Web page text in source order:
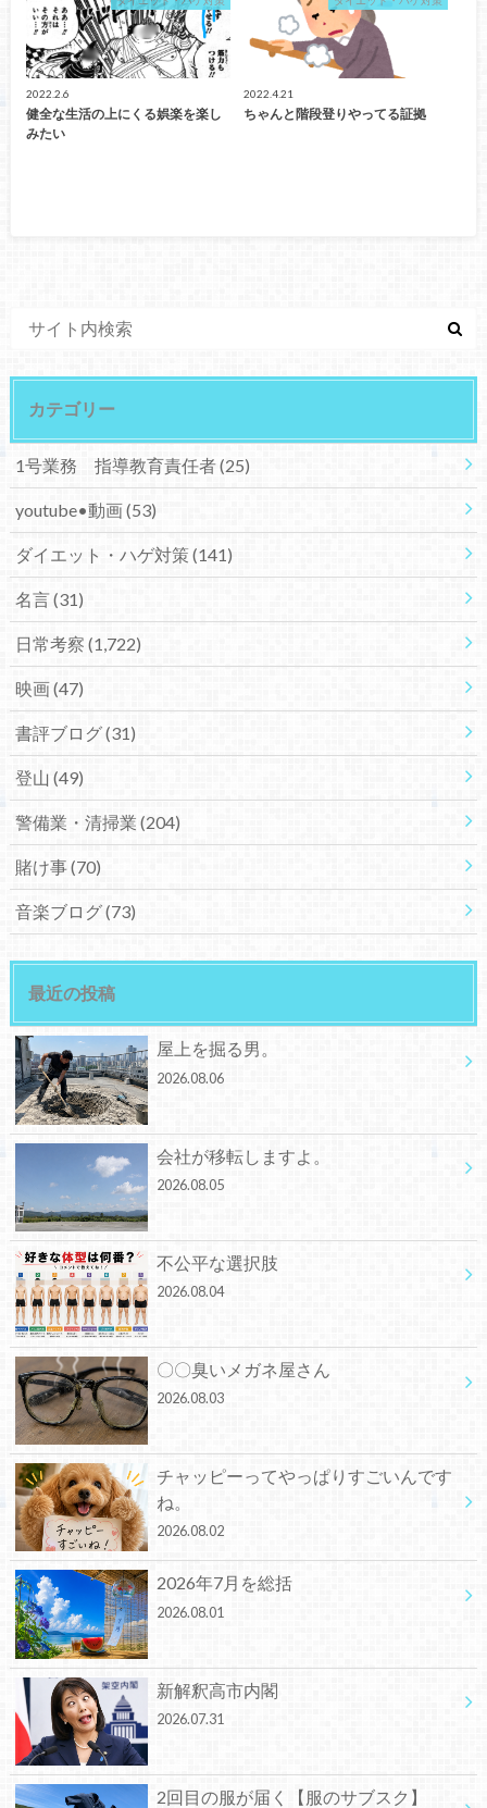
2022.2.6
健全な生活の上にくる娯楽を楽し
みたい
2022.4.21
ちゃんと階段登りやってる証拠
カテゴリー
1号業務 指導教育責任者(25)
youtube•動画(53)
ダイエット・ハゲ対策(141)
名言(31)
日常考察 (1,722)
映画(47)
書評ブログ(31)
登山 (49)
警備業・清掃業 (204)
賭け事(70)
音楽ブログ(73)
最近の投稿
屋上を掘る男。
2026.08.06
会社が移転しますよ。
2026.08.05
不公平な選択肢
2026.08.04
〇〇臭いメガネ屋さん
2026.08.03
チャッピーってやっぱりすごいんです
ね。
2026.08.02
2026年7月を総括
2026.08.01
新解釈高市内閣
2026.07.31
2回目の服が届く【服のサブスク】